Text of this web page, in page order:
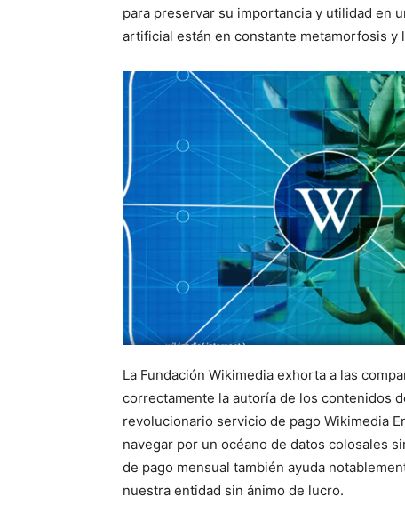
para preservar su importancia y utilidad en
artificial están en constante metamorfosis y
La Fundación Wikimedia exhorta a las
correctamente la autoría de los contenidos
revolucionario servicio de pago Wikimedia
navegar por un océano de datos colosales
de pago mensual también ayuda
nuestra entidad sin ánimo de lucro.